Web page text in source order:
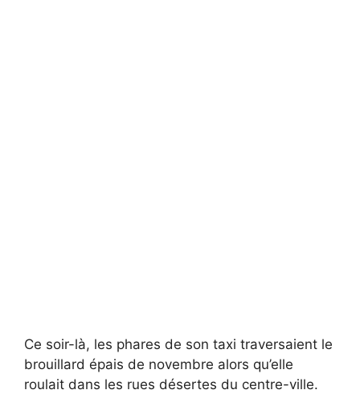
Ce soir-là, les phares de son taxi traversaient le
brouillard épais de novembre alors qu’elle
roulait dans les rues désertes du centre-ville.